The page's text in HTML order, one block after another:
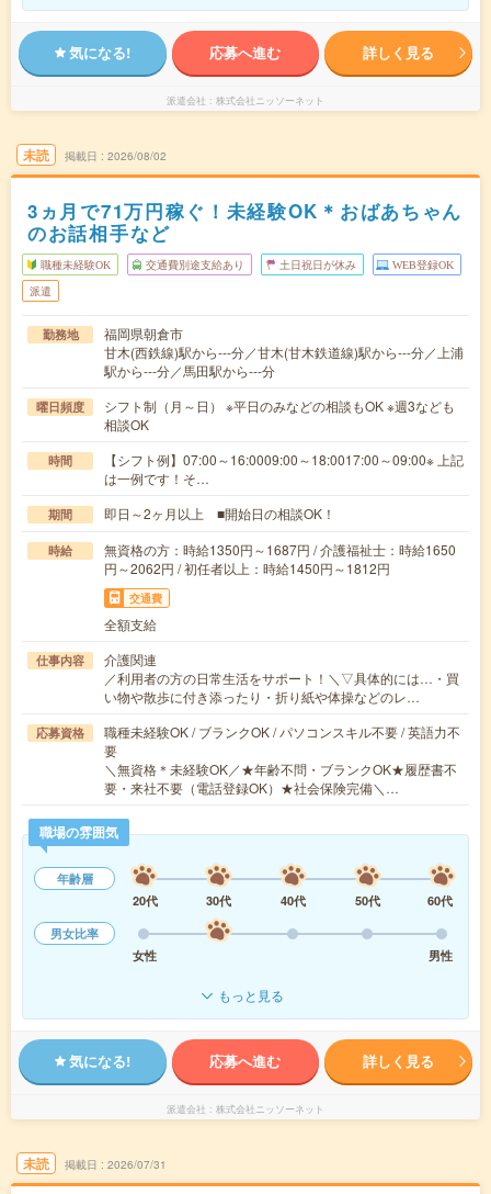
気になる! 応募へ進む 詳しく見る
派遣会社 株式会社ニッソーネット
未読 掲載日 2026/08/02
3ヵ月で71万円稼ぐ！未経験OK＊おばあちゃん
のお話相手など
職種未経験OK 交通費別途支給あり 土日祝日が休み WEB登録OK
派遣
勤務地
福岡県朝倉市
甘木(西鉄線)駅から---分／甘木(甘木鉄道線)駅から---分／上浦
駅から---分／馬田駅から---分
曜日頻度
シフト制（月～日） ※平日のみなどの相談もOK ※週3なども
相談OK
時間
【シフト例】07:00～16:0009:00～18:0017:00～09:00※ 上記
は一例です！そ…
期間 即日～2ヶ月以上 ■開始日の相談OK！
時給
無資格の方：時給1350円～1687円 / 介護福祉士：時給1650
円～2062円 / 初任者以上：時給1450円～1812円
交通費
全額支給
仕事内容
介護関連
／利用者の方の日常生活をサポート！＼▽具体的には…・買
い物や散歩に付き添ったり・折り紙や体操などのレ…
応募資格
職種未経験OK / ブランクOK / パソコンスキル不要 / 英語力不
要
＼無資格＊未経験OK／★年齢不問・ブランクOK★履歴書不
要・来社不要（電話登録OK）★社会保険完備＼…
職場の雰囲気
年齢層
20代
30代 40代 50代
60代
男女比率
女性
男性
もっと見る
気になる! 応募へ進む 詳しく見る
派遣会社 株式会社ニッソーネット
未読 掲載日 2026/07/31